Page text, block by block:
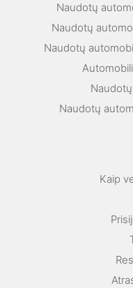
Naudotų
Naudotų
Naudotų
Naudotų
Kaip